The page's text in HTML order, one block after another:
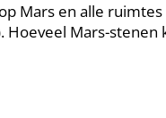
Mars en alle
Mars-stenen